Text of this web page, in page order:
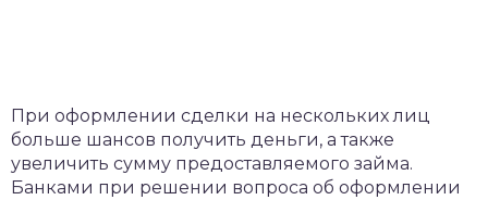
При оформлении сделки на нескольких лиц
больше шансов получить деньги, а также
увеличить сумму предоставляемого займа.
Банками при решении вопроса об оформлении